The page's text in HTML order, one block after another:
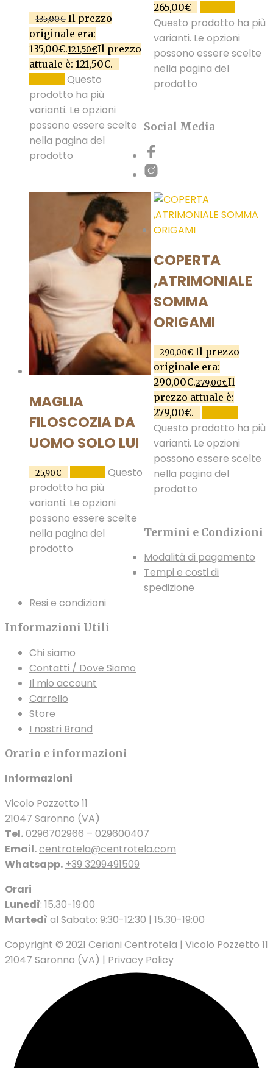
135,00€ Il prezzo
originale era:
135,00€.121,50€Il prezzo
attuale è: 121,50€.
Questo
prodotto ha più
varianti. Le opzioni
possono essere scelte
nella pagina del
prodotto
265,00€
Questo prodotto ha più
varianti. Le opzioni
possono essere scelte
nella pagina del
prodotto
MAGLIA
FILOSCOZIA DA
UOMO SOLO LUI
25,90€
Questo
prodotto ha più
varianti. Le opzioni
possono essere scelte
nella pagina del
prodotto
COPERTA
,ATRIMONIALE
SOMMA
ORIGAMI
290,00€ Il prezzo
originale era:
290,00€.279,00€Il
prezzo attuale è:
279,00€.
Questo prodotto ha più
varianti. Le opzioni
possono essere scelte
nella pagina del
prodotto
Social Media
Termini e Condizioni
Modalità di pagamento
Tempi e costi di
spedizione
Resi e condizioni
Informazioni Utili
Chi siamo
Contatti / Dove Siamo
Il mio account
Carrello
Store
I nostri Brand
Orario e informazioni
Informazioni
Vicolo Pozzetto 11
21047 Saronno (VA)
Tel.0296702966 – 029600407
Email.centrotela@centrotela.com
Whatsapp. +39 3299491509
Orari
Lunedì: 15.30-19:00
Martedì al Sabato: 9:30-12:30 | 15.30-19:00
Copyright © 2021 Ceriani Centrotela | Vicolo Pozzetto 11
21047 Saronno (VA) | Privacy Policy